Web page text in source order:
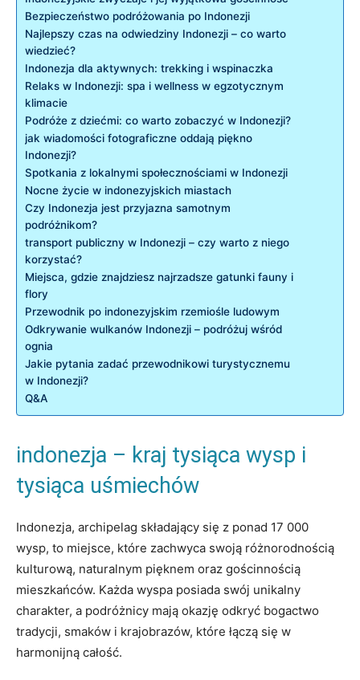
Bezpieczeństwo podróżowania po Indonezji
Najlepszy czas na odwiedziny Indonezji – co warto
wiedzieć?
Indonezja dla ⁤aktywnych: trekking i wspinaczka
Relaks w Indonezji: spa i wellness w egzotycznym‍
klimacie
Podróże z dziećmi: co warto zobaczyć w Indonezji?
jak wiadomości fotograficzne⁣ oddają piękno
Indonezji?
Spotkania z lokalnymi społecznościami w Indonezji
Nocne życie w indonezyjskich miastach
Czy ​Indonezja jest przyjazna samotnym
podróżnikom?
transport publiczny w Indonezji – czy warto z ‌niego
korzystać?
Miejsca, gdzie ​znajdziesz najrzadsze gatunki fauny ⁢i
flory
Przewodnik⁢ po indonezyjskim ⁤rzemiośle ludowym
Odkrywanie wulkanów Indonezji⁢ –​ podróżuj wśród
ognia
Jakie pytania‌ zadać przewodnikowi turystycznemu
w‌ Indonezji?
Q&A
indonezja – kraj tysiąca wysp i
tysiąca uśmiechów
Indonezja, archipelag⁤ składający się z ponad 17 000
⁤wysp, to ​miejsce, które zachwyca swoją różnorodnością
kulturową, naturalnym pięknem oraz gościnnością
mieszkańców. Każda wyspa posiada swój unikalny
charakter, a podróżnicy mają okazję​ odkryć bogactwo
tradycji, smaków i krajobrazów, które łączą się w
⁣harmonijną ⁣całość.